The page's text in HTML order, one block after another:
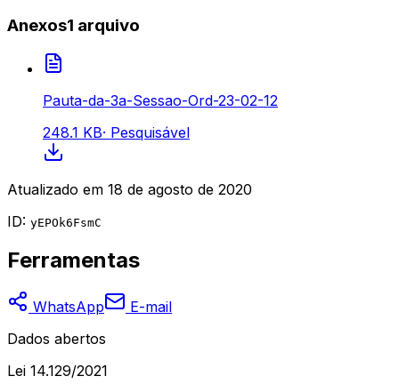
Anexos1 arquivo
Pauta-da-3a-Sessao-Ord-23-02-12
248.1 KB· Pesquisável
Atualizado em 18 de agosto de 2020
ID: yEPOk6FsmC
Ferramentas
WhatsApp
E-mail
Dados abertos
Lei 14.129/2021